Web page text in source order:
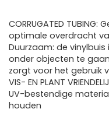
CORRUGATED
optimale overdracht
Duurzaam: de
onder objecten te
zorgt voor het gebruik
VIS- EN PLANT
UV-bestendige
houden